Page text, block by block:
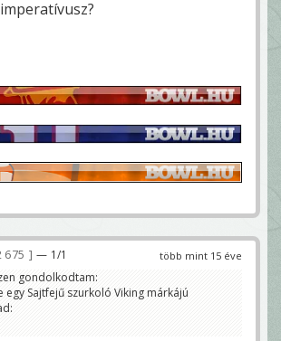
több mint 15 éve
675 — 1/1
gondolkodtam:
egy Sajtfejű szurkoló Viking márkájú